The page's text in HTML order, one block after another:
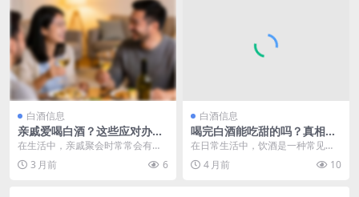
白酒信息
亲戚爱喝白酒？这些应对办法
助你妥善处理
在生活中，亲戚聚会时常常会有喝
白酒的场景。白酒，作为中国传统
饮品，承载着丰富的文...
3 月前 6
白酒信息
喝完白酒能吃甜的吗？真相大
揭秘，快来一探究竟！
在日常生活中，饮酒是一种常见的
社交和放松方式，白酒更是以其独
特的风味和文化内涵深...
4 月前 10